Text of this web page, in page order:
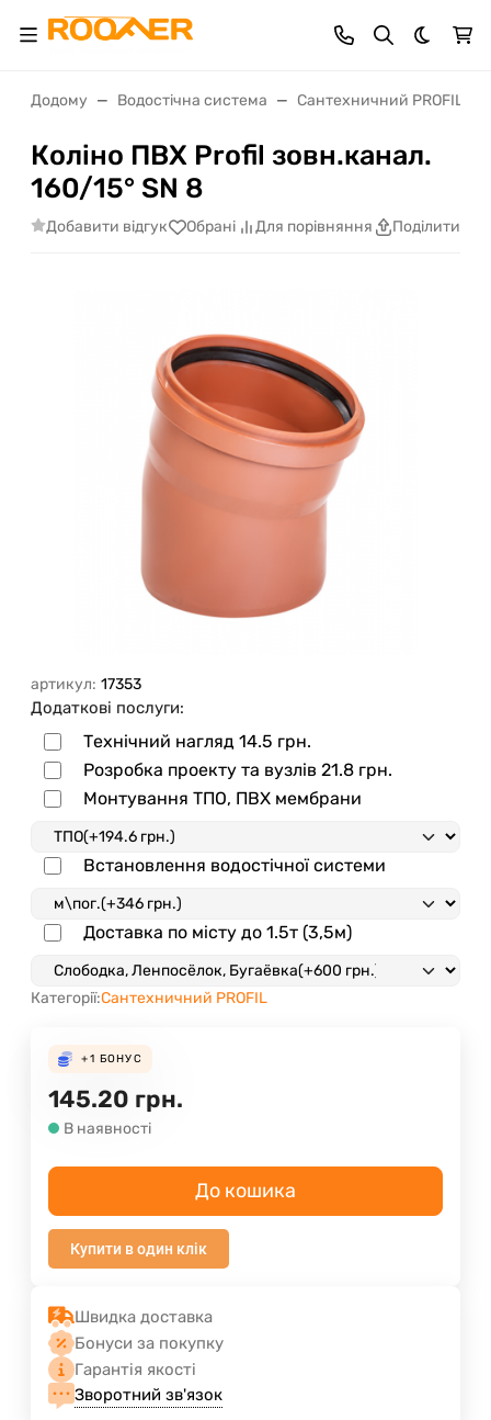
Dark
Додому Водостічна система Сантехничний PROFIL
Коліно ПВХ Profil зовн.канал.
160/15° SN 8
Добавити відгук Обрані Для порівняння Поділитися
артикул: 17353
Додаткові послуги:
Технічний нагляд 14.5 грн.
Розробка проекту та вузлів 21.8 грн.
Монтування ТПО, ПВХ мембрани
Встановлення водостічної системи
Доставка по місту до 1.5т (3,5м)
Категорії:Сантехничний PROFIL
+1 БОНУС
145.20 грн.
В наявності
До кошика
Купити в один клік
Швидка доставка
Бонуси за покупку
Гарантія якості
Зворотний зв'язок